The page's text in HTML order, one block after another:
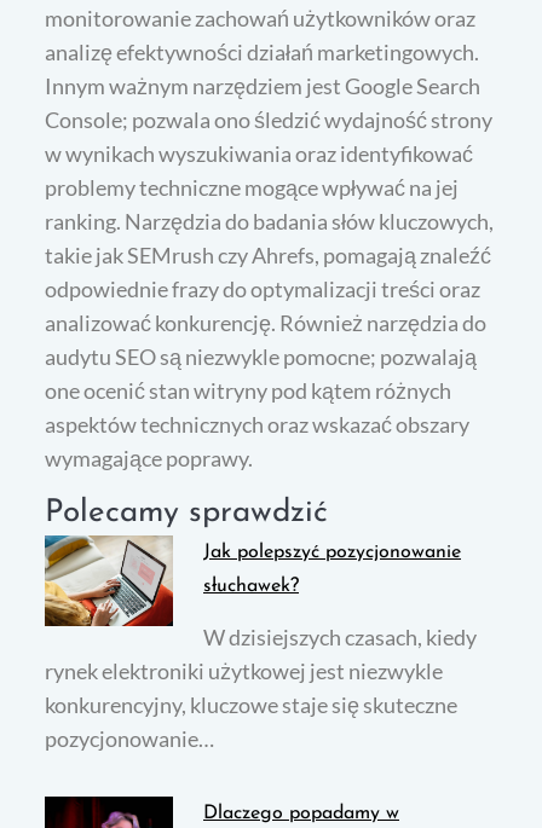
monitorowanie zachowań użytkowników oraz
analizę efektywności działań marketingowych.
Innym ważnym narzędziem jest Google Search
Console; pozwala ono śledzić wydajność strony
w wynikach wyszukiwania oraz identyfikować
problemy techniczne mogące wpływać na jej
ranking. Narzędzia do badania słów kluczowych,
takie jak SEMrush czy Ahrefs, pomagają znaleźć
odpowiednie frazy do optymalizacji treści oraz
analizować konkurencję. Również narzędzia do
audytu SEO są niezwykle pomocne; pozwalają
one ocenić stan witryny pod kątem różnych
aspektów technicznych oraz wskazać obszary
wymagające poprawy.
Polecamy sprawdzić
Jak polepszyć pozycjonowanie
słuchawek?
W dzisiejszych czasach, kiedy
rynek elektroniki użytkowej jest niezwykle
konkurencyjny, kluczowe staje się skuteczne
pozycjonowanie…
Dlaczego popadamy w